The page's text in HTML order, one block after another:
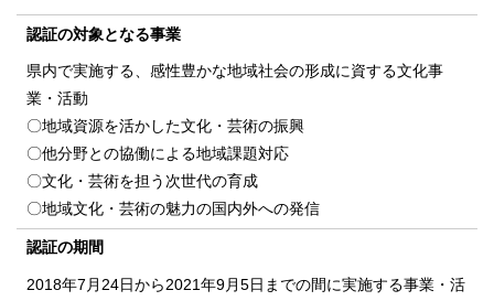
認証の対象となる事業
県内で実施する、感性豊かな地域社会の形成に資する文化事
業・活動
〇地域資源を活かした文化・芸術の振興
〇他分野との協働による地域課題対応
〇文化・芸術を担う次世代の育成
〇地域文化・芸術の魅力の国内外への発信
認証の期間
2018年7月24日から2021年9月5日までの間に実施する事業・活